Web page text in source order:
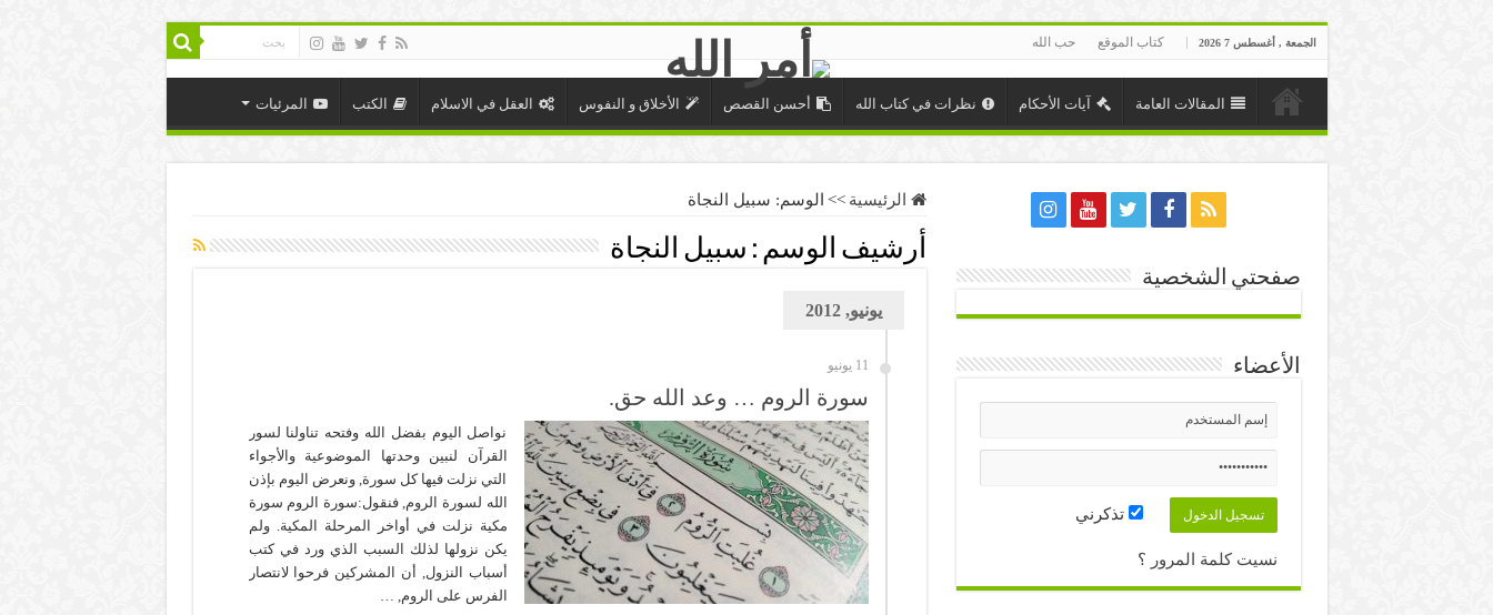
الجمعة , أغسطس 7 2026 كتاب الموقع حب الله
المقالات العامة آيات الأحكام نظرات في كتاب الله أحسن القصص الأخلاق و النفوس العقل في الاسلام الكتب المرئيات
الرئيسية >> الوسم: سبيل النجاة
أرشيف الوسم : سبيل النجاة
يونيو, 2012
11 يونيو
سورة الروم … وعد الله حق.
نواصل اليوم بفضل الله وفتحه تناولنا لسور
القرآن لنبين وحدتها الموضوعية والأجواء
التي نزلت فيها كل سورة, ونعرض اليوم بإذن
الله لسورة الروم, فنقول:سورة الروم سورة
مكية نزلت في أواخر المرحلة المكية. ولم
يكن نزولها لذلك السبب الذي ورد في كتب
أسباب النزول, أن المشركين فرحوا لانتصار
الفرس على الروم, …
صفحتي الشخصية
الأعضاء
تذكرني
نسيت كلمة المرور ؟